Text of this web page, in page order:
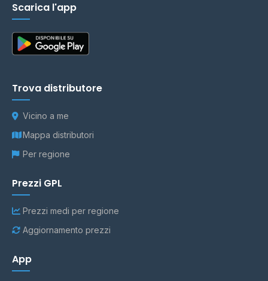
Scarica l'app
Trova distributore
Vicino a me
Mappa distributori
Per regione
Prezzi GPL
Prezzi medi per regione
Aggiornamento prezzi
App